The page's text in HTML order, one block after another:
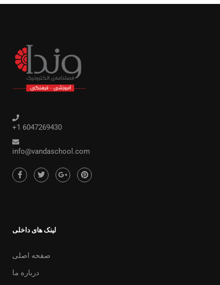
+1 6047269430
info@vandaschool.com
لینک های داخلی
صفحه اصلی
درباره ما